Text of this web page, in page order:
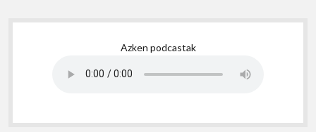
Sidebar
Azken podcastak